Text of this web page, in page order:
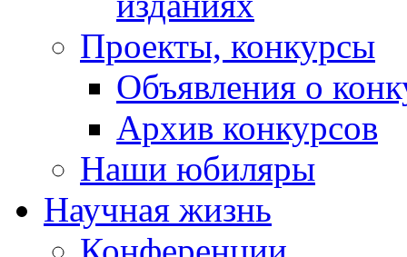
Проекты, конкурсы
Объявления о
Архив конкурсов
Наши юбиляры
Научная жизнь